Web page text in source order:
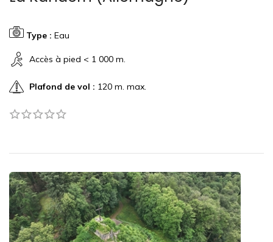
Type : Eau
Accès à pied < 1 000 m.
Plafond de vol : 120 m. max.